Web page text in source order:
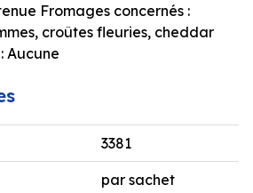
Fromages concernés :
croûtes fleuries, cheddar
Aucune
3381
par sachet